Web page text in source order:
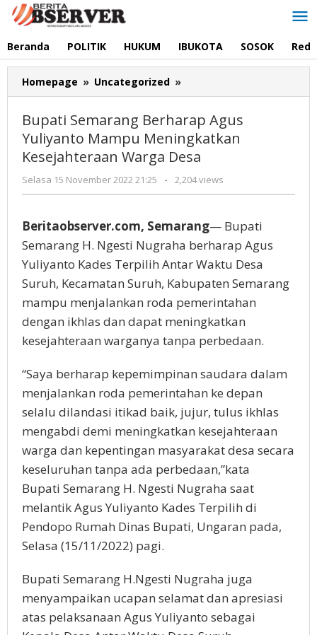
Lewati
Beranda POLITIK HUKUM IBUKOTA SOSOK
Homepage » Uncategorized »
Semarang
Agus
Yuliyanto
Mampu
Kesejahteraan
Warga
Bupati Semarang Berharap Agus
Yuliyanto Mampu Meningkatkan
Kesejahteraan Warga Desa
Selasa 15 November 2022 21:25
oleh
Redaksi
- 2,204 views
Beritaobserver.com, Semarang— Bupati
Semarang H. Ngesti Nugraha berharap Agus
Yuliyanto Kades Terpilih Antar Waktu Desa
Suruh, Kecamatan Suruh, Kabupaten Semarang
mampu menjalankan roda pemerintahan
dengan ikhlas dan dapat meningkatkan
kesejahteraan warganya tanpa perbedaan.
“Saya berharap kepemimpinan saudara dalam
menjalankan roda pemerintahan ke depan
selalu dilandasi itikad baik, jujur, tulus ikhlas
mengabdi demi meningkatkan kesejahteraan
warga dan kepentingan masyarakat desa secara
keseluruhan tanpa ada perbedaan,”kata
Bupati Semarang H. Ngesti Nugraha saat
melantik Agus Yuliyanto Kades Terpilih di
Pendopo Rumah Dinas Bupati, Ungaran pada,
Selasa (15/11/2022) pagi.
Bupati Semarang H.Ngesti Nugraha juga
menyampaikan ucapan selamat dan apresiasi
atas pelaksanaan Agus Yuliyanto sebagai